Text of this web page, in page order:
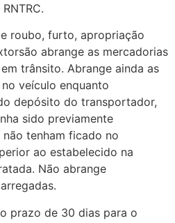
roubo, furto, apropriação
abrange as mercadorias
trânsito. Abrange ainda as
veículo enquanto
depósito do transportador,
sido previamente
tenham ficado no
ao estabelecido na
Não abrange
prazo de 30 dias para o